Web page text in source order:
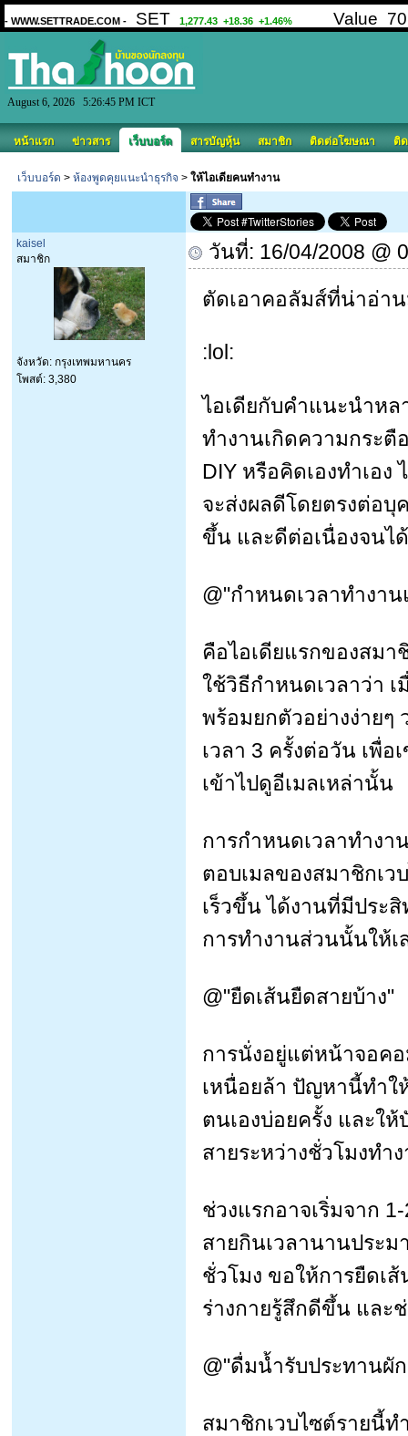
August 6, 2026 5:26:45 PM ICT
หน้าแรก ข่าวสาร เว็บบอร์ด สารบัญหุ้น สมาชิก ติดต่อโฆษณา ติ
เว็บบอร์ด > ห้องพูดคุยแนะนำธุรกิจ > ให้ไอเดียคนทำงาน
kaisel
สมาชิก
จังหวัด: กรุงเทพมหานคร
โพสต์: 3,380
วันที่: 16/04/2008 @
ตัดเอาคอลัมส์ที่น่าอ่า
:lol:
ไอเดียกับคำแนะนำห
ทำงานเกิดความกระ
DIY หรือคิดเองทำเอง
จะส่งผลดีโดยตรงต่อ
ขึ้น และดีต่อเนื่องจนไ
@"กำหนดเวลาทำงา
คือไอเดียแรกของสมา
ใช้วิธีกำหนดเวลาว่า
พร้อมยกตัวอย่างง่ายๆ
เวลา 3 ครั้งต่อวัน เพื่อ
เข้าไปดูอีเมลเหล่านั้น
การกำหนดเวลาทำงา
ตอบเมลของสมาชิกเว
เร็วขึ้น ได้งานที่มีประ
การทำงานส่วนนั้นให้เ
@"ยืดเส้นยืดสายบ้าง"
การนั่งอยู่แต่หน้าจอคอ
เหนื่อยล้า ปัญหานี้ทำใ
ตนเองบ่อยครั้ง และใ
สายระหว่างชั่วโมงทำ
ช่วงแรกอาจเริ่มจาก
สายกินเวลานานประ
ชั่วโมง ขอให้การยืดเ
ร่างกายรู้สึกดีขึ้น และ
@"ดื่มน้ำรับประทานผั
สมาชิกเวบไซต์รายนี้ท